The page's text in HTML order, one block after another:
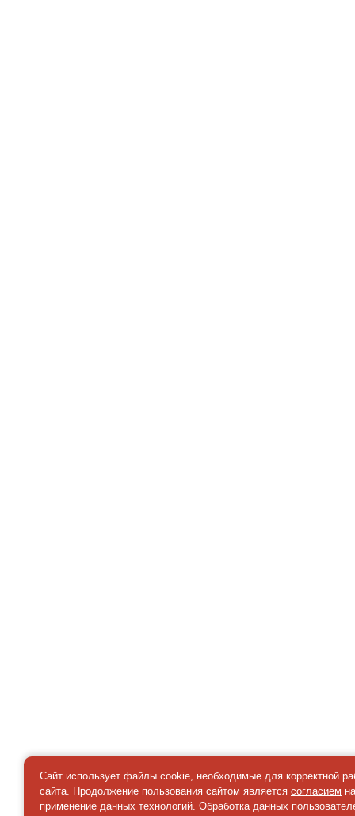
Сайт использует файлы cookie, необходимые для корректной
сайта. Продолжение пользования сайтом является согласием на
применение данных технологий. Обработка данных